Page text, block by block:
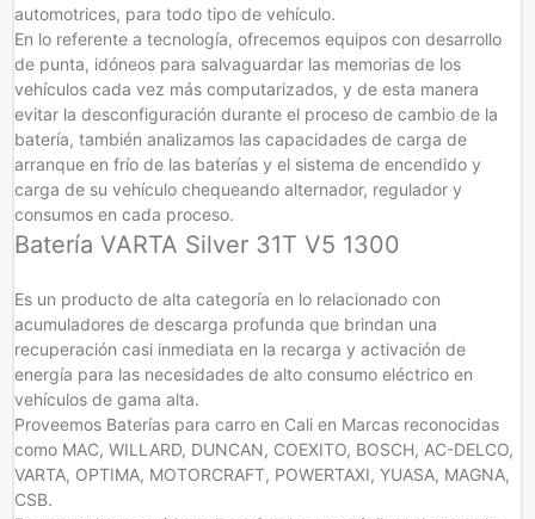
automotrices, para todo tipo de vehículo.
En lo referente a tecnología, ofrecemos equipos con desarrollo
de punta, idóneos para salvaguardar las memorias de los
vehículos cada vez más computarizados, y de esta manera
evitar la desconfiguración durante el proceso de cambio de la
batería, también analizamos las capacidades de carga de
arranque en frío de las baterías y el sistema de encendido y
carga de su vehículo chequeando alternador, regulador y
consumos en cada proceso.
Batería VARTA Silver 31T V5 1300
Es un producto de alta categoría en lo relacionado con
acumuladores de descarga profunda que brindan una
recuperación casi inmediata en la recarga y activación de
energía para las necesidades de alto consumo eléctrico en
vehículos de gama alta.
Proveemos Baterías para carro en Cali en Marcas reconocidas
como MAC, WILLARD, DUNCAN, COEXITO, BOSCH, AC-DELCO,
VARTA, OPTIMA, MOTORCRAFT, POWERTAXI, YUASA, MAGNA,
CSB.